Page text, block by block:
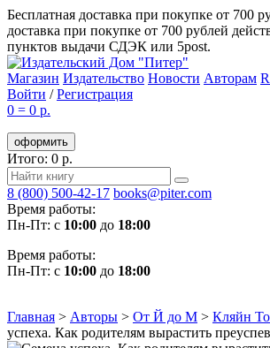
Бесплатная доставка при покупке от 700
доставка при покупке от 700 рублей
пунктов выдачи СДЭК или 5post.
Магазин Издательство Новости Авторам
Войти /Регистрация
0 = 0 р.
оформить
Итого: 0 р.
8 (800) 500-42-17 books@piter.com
Время работы:
Пн-Пт: с 10:00 до 18:00
Время работы:
Пн-Пт: с 10:00 до 18:00
Главная > Авторы > От Й до М > Кляйн
успеха. Как родителям вырастить